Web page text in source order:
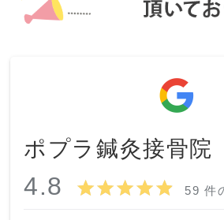
ポプラ鍼灸接骨院
4.8 59 件